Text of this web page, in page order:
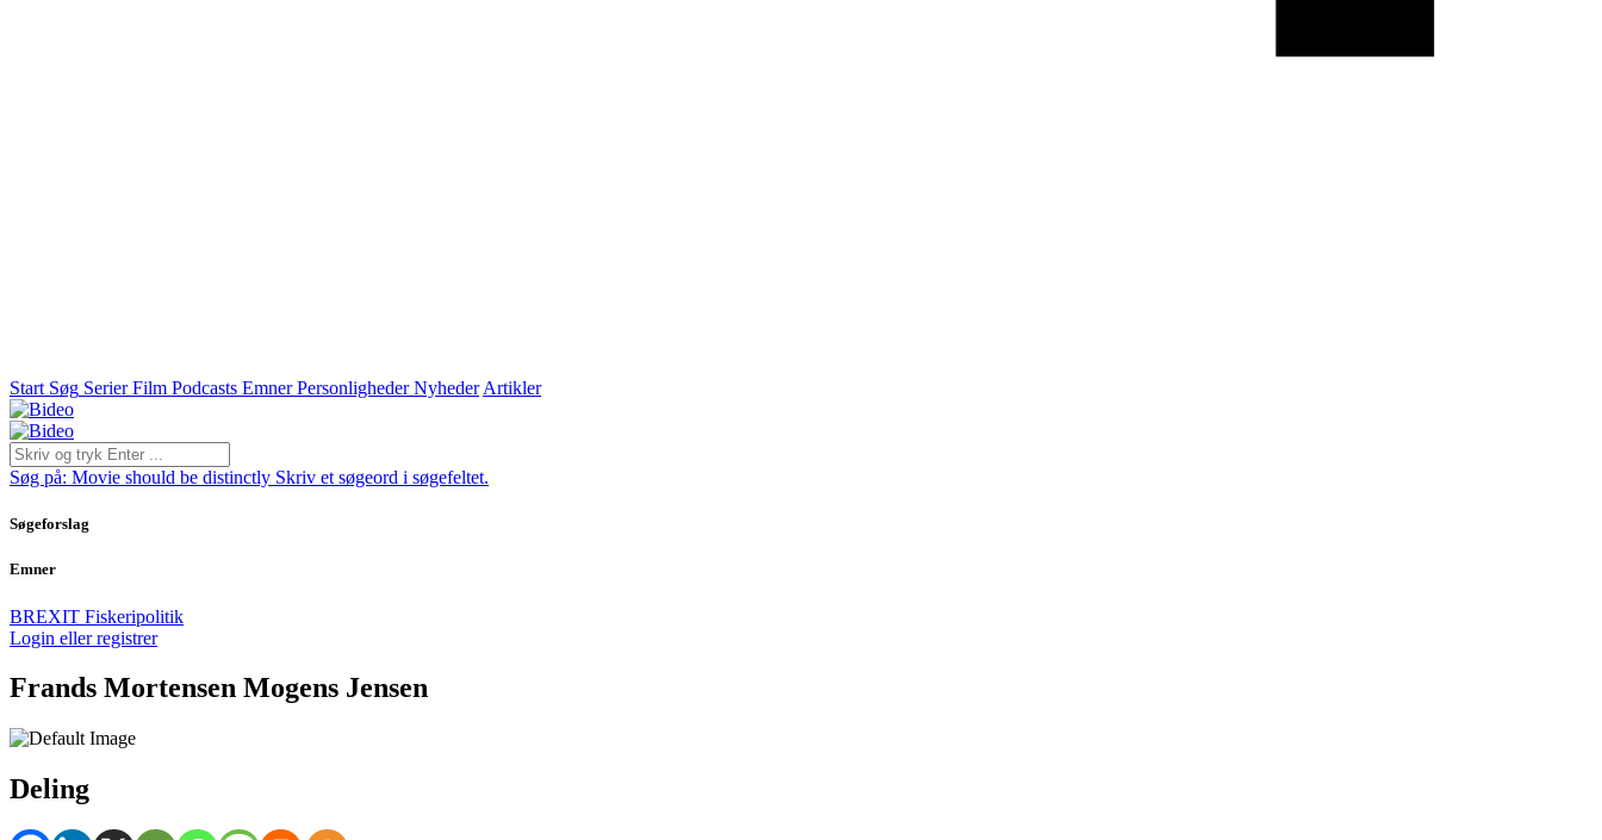
Start Søg Serier Film Podcasts Emner Personligheder Nyheder Artikler
Søg på: Movie should be distinctly Skriv et søgeord i søgefeltet.
Søgeforslag
Emner
BREXIT Fiskeripolitik
Login eller registrer
Frands Mortensen Mogens Jensen
Deling